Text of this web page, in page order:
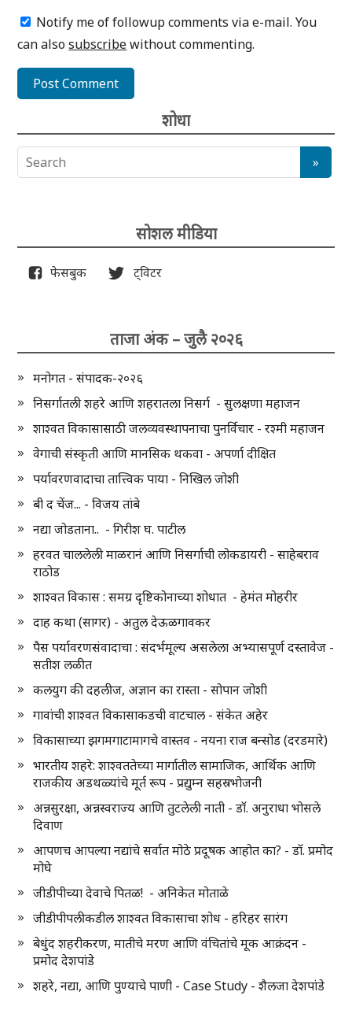
Notify me of followup comments via e-mail. You
can alsosubscribewithout commenting.
शोधा
सोशल मीडिया
फेसबुक ट्विटर
ताजा अंक – जुलै २०२६
मनोगत - संपादक-२०२६
निसर्गातली शहरे आणि शहरातला निसर्ग - सुलक्षणा महाजन
शाश्वत विकासासाठी जलव्यवस्थापनाचा पुनर्विचार - रश्मी महाजन
वेगाची संस्कृती आणि मानसिक थकवा - अपर्णा दीक्षित
पर्यावरणवादाचा तात्त्विक पाया - निखिल जोशी
बी द चेंज... - विजय तांबे
नद्या जोडताना.. - गिरीश घ. पाटील
हरवत चाललेली माळरानं आणि निसर्गाची लोकडायरी - साहेबराव
राठोड
शाश्वत विकास : समग्र दृष्टिकोनाच्या शोधात - हेमंत मोहरीर
दाह कथा (सागर) - अतुल देऊळगावकर
पैस पर्यावरणसंवादाचा : संदर्भमूल्य असलेला अभ्यासपूर्ण दस्तावेज -
सतीश लळीत
कलयुग की दहलीज, अज्ञान का रास्ता - सोपान जोशी
गावांची शाश्वत विकासाकडची वाटचाल - संकेत अहेर
विकासाच्या झगमगाटामागचे वास्तव - नयना राज बन्सोड (दरडमारे)
भारतीय शहरे: शाश्वततेच्या मार्गातील सामाजिक, आर्थिक आणि
राजकीय अडथळ्यांचे मूर्त रूप - प्रद्युम्न सहस्रभोजनी
अन्नसुरक्षा, अन्नस्वराज्य आणि तुटलेली नाती - डॉ. अनुराधा भोसले
दिवाण
आपणच आपल्या नद्यांचे सर्वात मोठे प्रदूषक आहोत का? - डॉ. प्रमोद
मोघे
जीडीपीच्या देवाचे पितळ! - अनिकेत मोताळे
जीडीपीपलीकडील शाश्वत विकासाचा शोध - हरिहर सारंग
बेधुंद शहरीकरण, मातीचे मरण आणि वंचितांचे मूक आक्रंदन -
प्रमोद देशपांडे
शहरे, नद्या, आणि पुण्याचे पाणी - Case Study - शैलजा देशपांडे